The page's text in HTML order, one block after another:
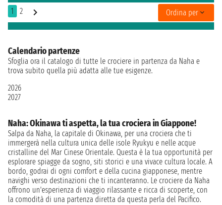
1 2 Ordina per
Calendario partenze
Sfoglia ora il catalogo di tutte le crociere in partenza da Naha e
trova subito quella più adatta alle tue esigenze.
2026
2027
Naha: Okinawa ti aspetta, la tua crociera in Giappone!
Salpa da Naha, la capitale di Okinawa, per una crociera che ti
immergerà nella cultura unica delle isole Ryukyu e nelle acque
cristalline del Mar Cinese Orientale. Questa è la tua opportunità per
esplorare spiagge da sogno, siti storici e una vivace cultura locale. A
bordo, godrai di ogni comfort e della cucina giapponese, mentre
navighi verso destinazioni che ti incanteranno. Le crociere da Naha
offrono un'esperienza di viaggio rilassante e ricca di scoperte, con
la comodità di una partenza diretta da questa perla del Pacifico.